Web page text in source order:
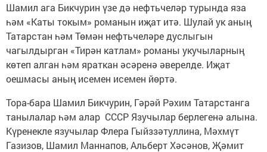
Шамил ага Бикчурин үзе дә нефтьчеләр турында яза
һәм «Каты токым» романын иҗат итә. Шулай ук аның
Татарстан һәм Төмән нефтьчеләре дуслыгын
чагылдырган «Тирән катлам» романы укучыларның
көтеп алган һәм яраткан әсәренә әверелде. Иҗат
оешмасы аның исемен исемен йөртә.
Тора-бара Шамил Бикчурин, Гәрәй Рәхим Татарстанга
танылалар һәм алар СССР Язучылар берлегенә алына.
Күренекле язучылар Флера Гыйззәтуллина, Мәхмүт
Газизов, Шамил Маннапов, Альберт Хәсәнов, Җәмит